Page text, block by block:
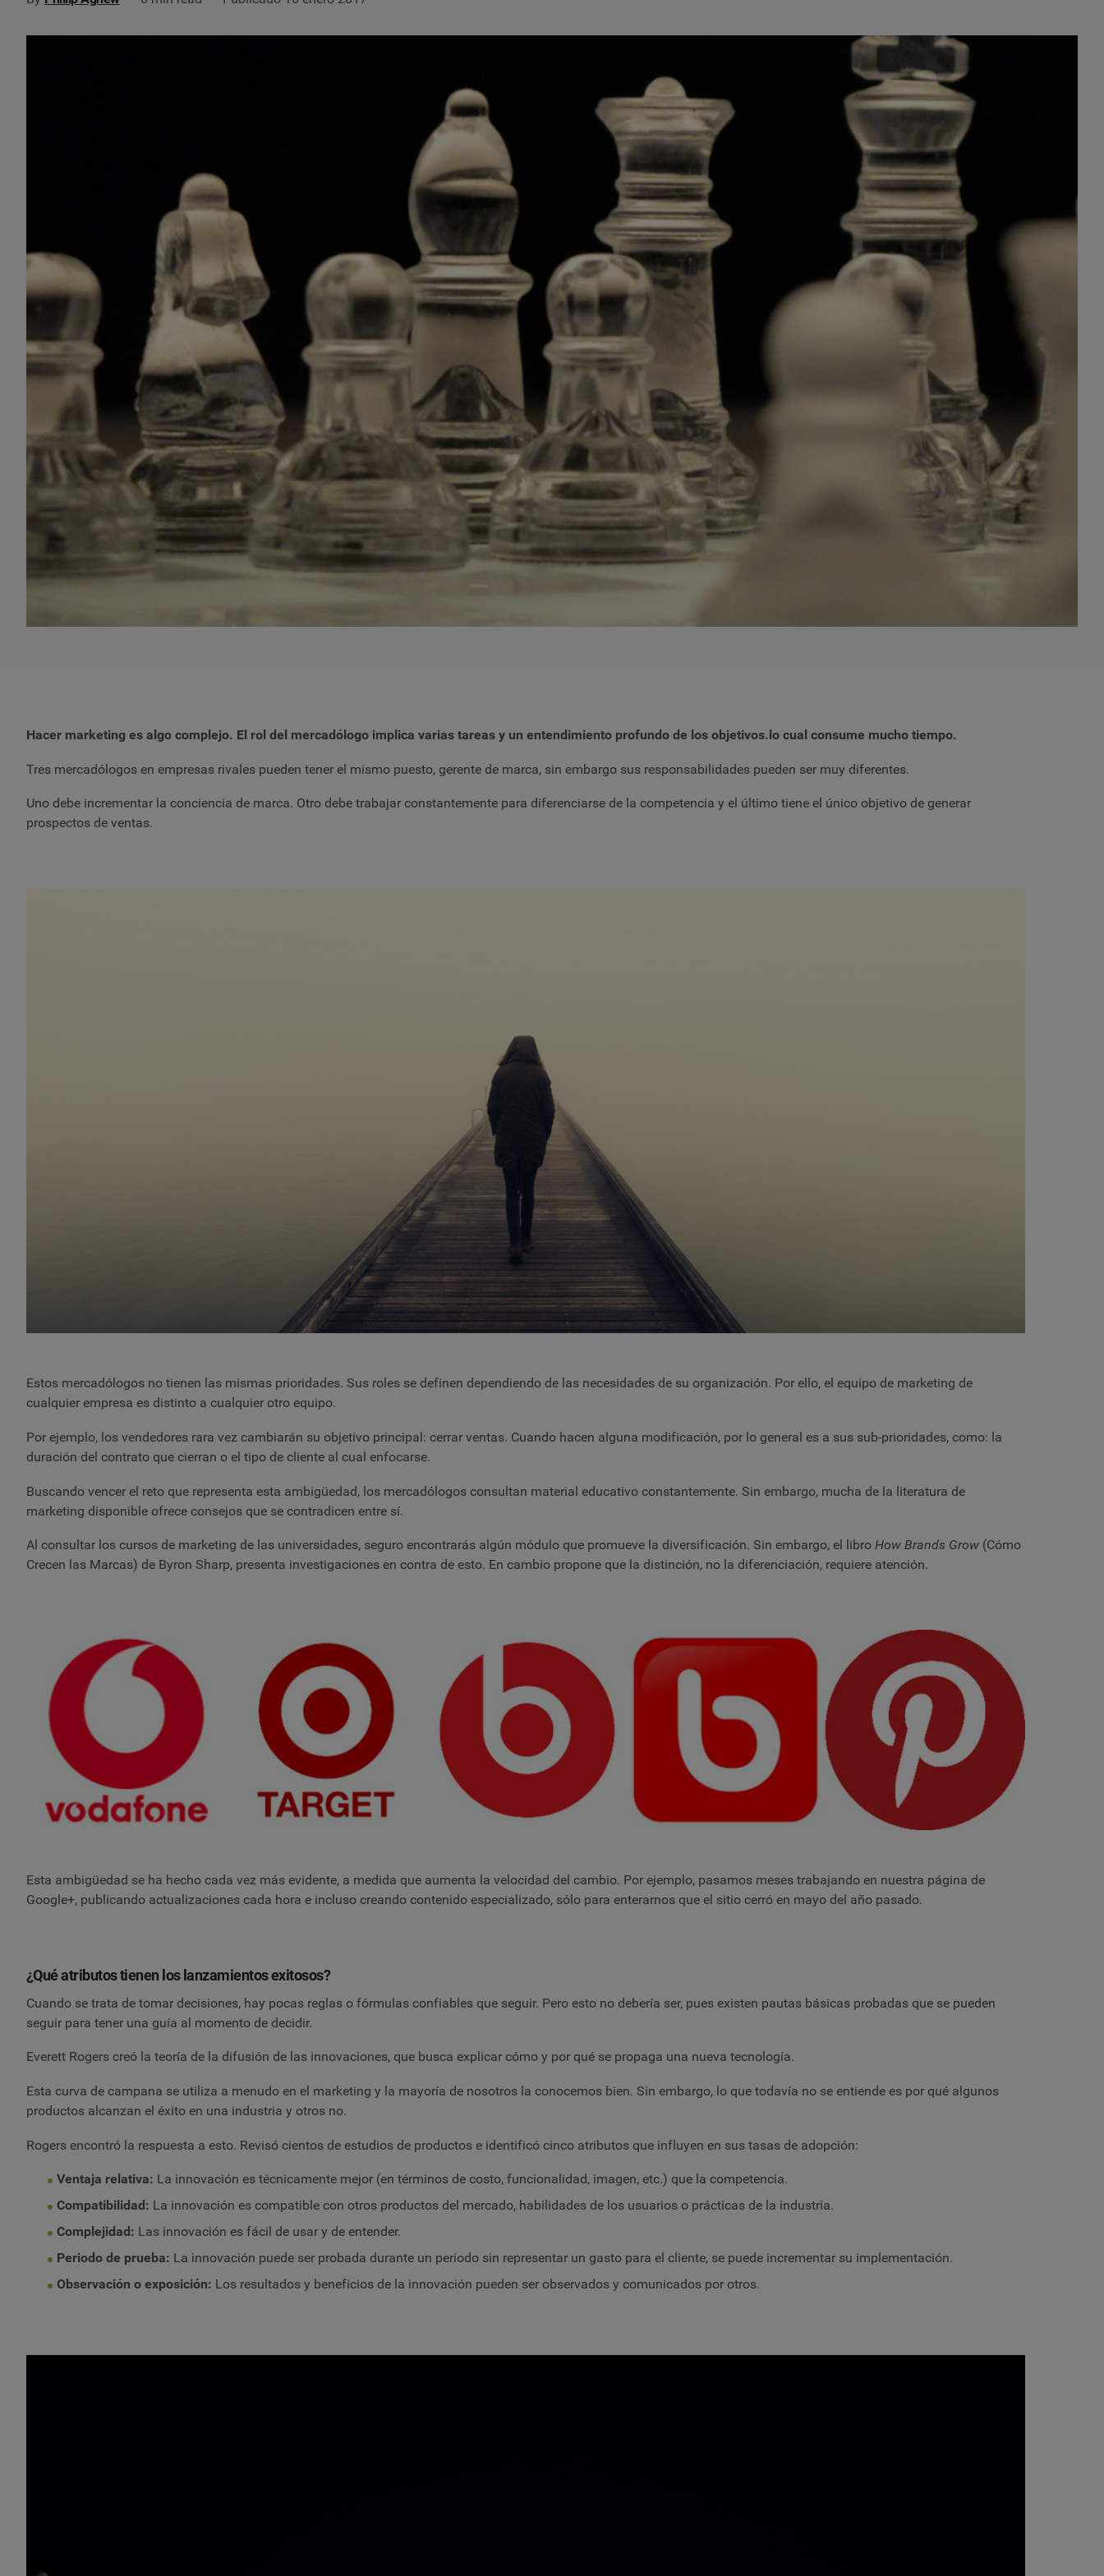
Hacer marketing es algo complejo. El rol del mercadólogo implica varias tareas y un entendimiento profundo de los objetivos.lo cual consume mucho tiempo.
Tres mercadólogos en empresas rivales pueden tener el mismo puesto, gerente de marca, sin embargo sus responsabilidades pueden ser muy diferentes.
Uno debe incrementar la conciencia de marca. Otro debe trabajar constantemente para diferenciarse de la competencia y el último tiene el único objetivo de generar
prospectos de ventas.
Estos mercadólogos no tienen las mismas prioridades. Sus roles se definen dependiendo de las necesidades de su organización. Por ello, el equipo de marketing de
cualquier empresa es distinto a cualquier otro equipo.
Por ejemplo, los vendedores rara vez cambiarán su objetivo principal: cerrar ventas. Cuando hacen alguna modificación, por lo general es a sus sub-prioridades, como: la
duración del contrato que cierran o el tipo de cliente al cual enfocarse.
Buscando vencer el reto que representa esta ambigüedad, los mercadólogos consultan material educativo constantemente. Sin embargo, mucha de la literatura de
marketing disponible ofrece consejos que se contradicen entre sí.
Al consultar los cursos de marketing de las universidades, seguro encontrarás algún módulo que promueve la diversificación. Sin embargo, el libro How Brands Grow (Cómo
Crecen las Marcas) de Byron Sharp, presenta investigaciones en contra de esto. En cambio propone que la distinción, no la diferenciación, requiere atención.
Esta ambigüedad se ha hecho cada vez más evidente, a medida que aumenta la velocidad del cambio. Por ejemplo, pasamos meses trabajando en nuestra página de
Google+, publicando actualizaciones cada hora e incluso creando contenido especializado, sólo para enterarnos que el sitio cerró en mayo del año pasado.
¿Qué atributos tienen los lanzamientos exitosos?
Cuando se trata de tomar decisiones, hay pocas reglas o fórmulas confiables que seguir. Pero esto no debería ser, pues existen pautas básicas probadas que se pueden
seguir para tener una guía al momento de decidir.
Everett Rogers creó la teoría de la difusión de las innovaciones, que busca explicar cómo y por qué se propaga una nueva tecnología.
Esta curva de campana se utiliza a menudo en el marketing y la mayoría de nosotros la conocemos bien. Sin embargo, lo que todavía no se entiende es por qué algunos
productos alcanzan el éxito en una industria y otros no.
Rogers encontró la respuesta a esto. Revisó cientos de estudios de productos e identificó cinco atributos que influyen en sus tasas de adopción:
Ventaja relativa: La innovación es técnicamente mejor (en términos de costo, funcionalidad, imagen, etc.) que la competencia.
Compatibilidad: La innovación es compatible con otros productos del mercado, habilidades de los usuarios o prácticas de la industria.
Complejidad: Las innovación es fácil de usar y de entender.
Periodo de prueba: La innovación puede ser probada durante un período sin representar un gasto para el cliente, se puede incrementar su implementación.
Observación o exposición: Los resultados y beneficios de la innovación pueden ser observados y comunicados por otros.